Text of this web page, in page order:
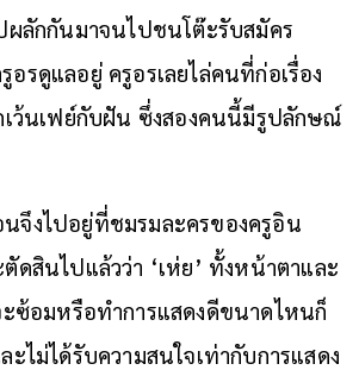
ผลักกันมาจนไปชนโต๊ะรับสมัคร
รดูแลอยู่ ครูอรเลยไล่คนที่ก่อเรื่อง
เว้นเฟย์กับฝัน ซึ่งสองคนนี้มีรูปลักษณ์
จึงไปอยู่ที่ชมรมละครของครูอิน
ดสินไปแล้วว่า ‘เห่ย’ ทั้งหน้าตาและ
ะซ้อมหรือทำการแสดงดีขนาดไหนก็
ไม่ได้รับความสนใจเท่ากับการแสดง